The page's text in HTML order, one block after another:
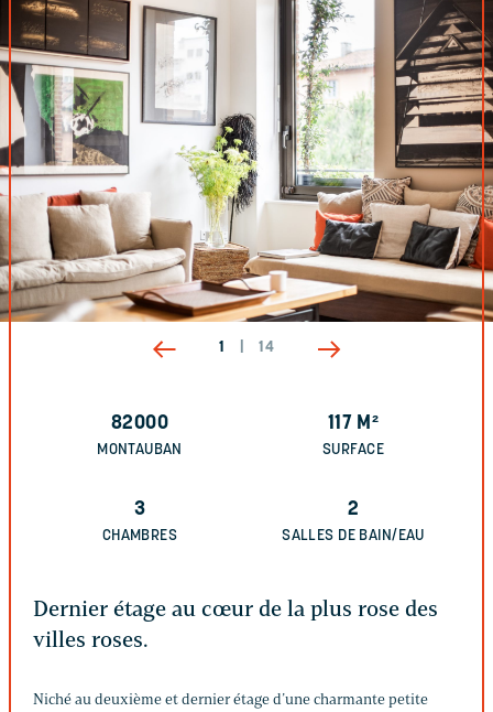
1 14
82000
MONTAUBAN
117 M²
SURFACE
3
CHAMBRES
2
SALLES DE BAIN/EAU
Dernier étage au cœur de la plus rose des
villes roses.
Niché au deuxième et dernier étage d’une charmante petite